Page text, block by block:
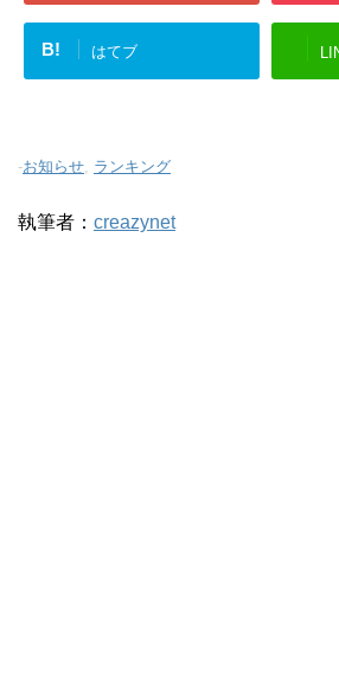
B! はてブ
-お知らせ, ランキング
執筆者： creazynet